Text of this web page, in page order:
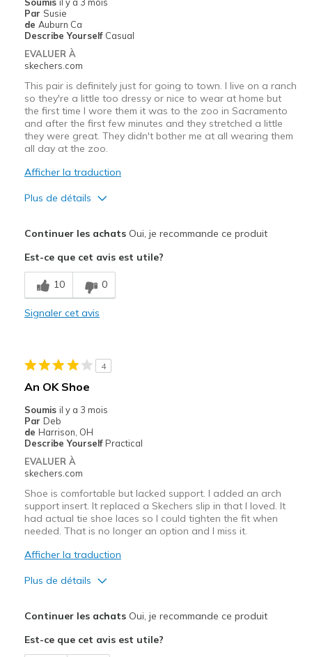
View On Shoes
Par Susie
de Auburn Ca
Describe Yourself Casual
EVALUER À
skechers.com
This pair is definitely just for going to town. I live on a ranch
so they're a little too dressy or nice to wear at home but
the first time I wore them it was to the zoo in Sacramento
and after the first few minutes and they stretched a little
they were great. They didn't bother me at all wearing them
all day at the zoo.
Afficher la traduction
Plus de détails
Breathe Well
Comfortable
The first few minutes I had them on they were to
Les meilleures utilisations
Going Out
Width
Sizing
View On Shoes
Shoes are for Wearing
Continuer les achatsOui, je recommande ce produit
Est-ce que cet avis est utile?
10 0
Signaler cet avis
4
An OK Shoe
Soumis il y a 3 mois
Par Deb
de Harrison, OH
Describe Yourself Practical
EVALUER À
skechers.com
Shoe is comfortable but lacked support. I added an arch
support insert. It replaced a Skechers slip in that I loved. It
had actual tie shoe laces so I could tighten the fit when
needed. That is no longer an option and I miss it.
Afficher la traduction
Plus de détails
Continuer les achatsOui, je recommande ce produit
Est-ce que cet avis est utile?